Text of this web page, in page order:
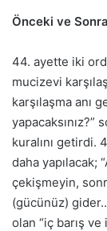
Önceki ve
44. ayette iki
mucizevi
karşılaşma anı
yapacaksınız?”
kuralını getirdi.
daha yapılacak;
çekişmeyin,
(gücünüz)
olan “iç barış